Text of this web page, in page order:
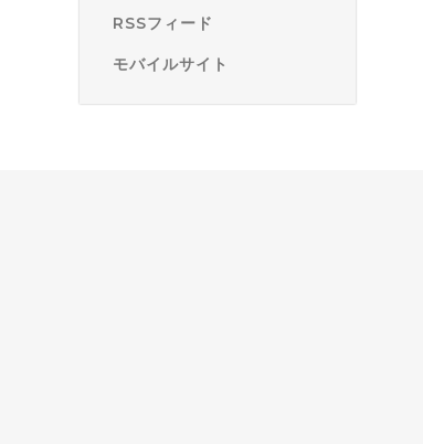
RSSフィード
モバイルサイト